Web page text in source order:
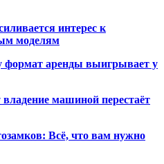
интерес к
моделям
формат аренды выигрывает у
машиной перестаёт
Всё, что вам нужно